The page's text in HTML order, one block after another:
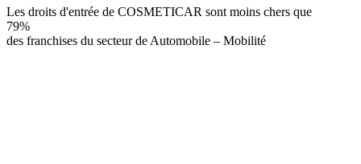
Les droits d'entrée de COSMETICAR sont moins chers que
79%
des franchises du secteur de Automobile – Mobilité